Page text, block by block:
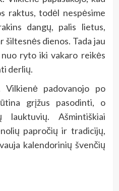
raktus, todėl nespėsime
dangų, palis lietus,
šiltesnės dienos. Tada jau
ryto iki vakaro reikės
derlių.
Vilkienė padovanojo po
grįžus pasodinti, o
lauktuvių. Ašmintiškiai
papročių ir tradicijų,
kalendorinių švenčių